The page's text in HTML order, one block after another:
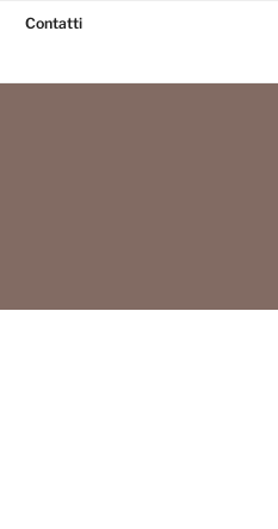
Contatti